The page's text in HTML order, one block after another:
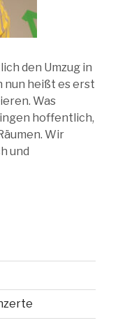
den Umzug in
nun heißt es erst
Was
hoffentlich,
Wir
und